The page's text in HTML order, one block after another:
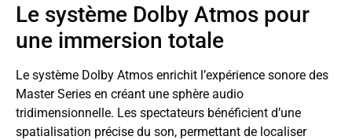
Le système Dolby Atmos pour
une immersion totale
Le système Dolby Atmos enrichit l’expérience sonore des
Master Series en créant une sphère audio
tridimensionnelle. Les spectateurs bénéficient d’une
spatialisation précise du son, permettant de localiser